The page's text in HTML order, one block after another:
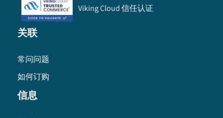
Viking Cloud 信任认证
关联
常问问题
如何订购
信息